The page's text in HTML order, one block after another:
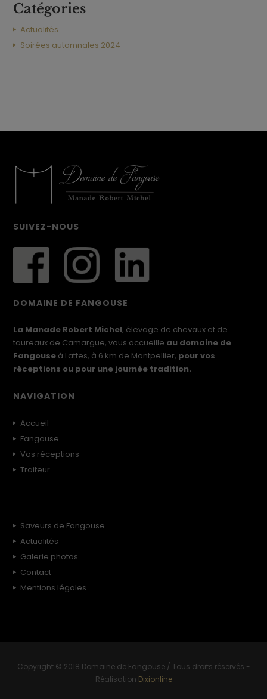
Catégories
Actualités
Soirées automnales 2024
SUIVEZ-NOUS
DOMAINE DE FANGOUSE
La Manade Robert Michel, élevage de chevaux et de
taureaux de Camargue, vous accueille au domaine de
Fangouse à Lattes, à 6 km de Montpellier, pour vos
réceptions ou pour une journée tradition.
NAVIGATION
Accueil
Fangouse
Vos réceptions
Traiteur
Saveurs de Fangouse
Actualités
Galerie photos
Contact
Mentions légales
Copyright © 2018 Domaine de Fangouse / Tous droits réservés -
Réalisation Dixionline